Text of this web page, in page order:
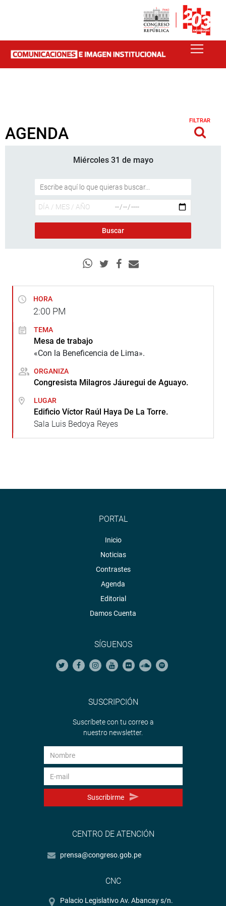
AGENDA
FILTRAR
Miércoles 31 de mayo
HORA
2:00 PM
TEMA
Mesa de trabajo
«Con la Beneficencia de Lima».
ORGANIZA
Congresista Milagros Jáuregui de Aguayo.
LUGAR
Edificio Víctor Raúl Haya De La Torre.
Sala Luis Bedoya Reyes
PORTAL
Inicio
Noticias
Contrastes
Agenda
Editorial
Damos Cuenta
SÍGUENOS
SUSCRIPCIÓN
Suscríbete con tu correo a
nuestro newsletter.
Suscribirme
CENTRO DE ATENCIÓN
prensa@congreso.gob.pe
CNC
Palacio Legislativo Av. Abancay s/n.